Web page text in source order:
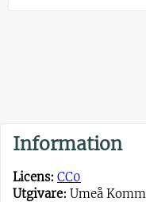
Information
Licens: CC0
Utgivare: Umeå